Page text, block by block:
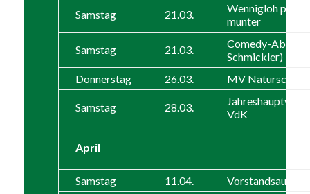
Samstag 21.03.
Wennigloh
munter
Samstag 21.03.
Comedy-Abend
Schmickler)
Donnerstag
26.03. MV
Samstag 28.03.
VdK
April
Samstag 11.04.